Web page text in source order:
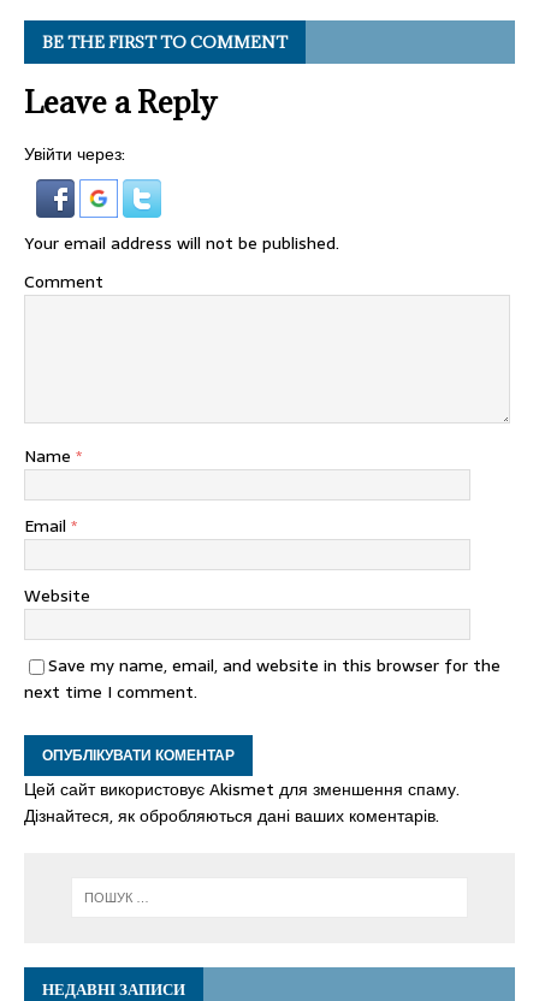
BE THE FIRST TO COMMENT
Leave a Reply
Увійти через:
Your email address will not be published.
Comment
Name *
Email *
Website
Save my name, email, and website in this browser for the
next time I comment.
Цей сайт використовує Akismet для зменшення спаму.
Дізнайтеся, як обробляються дані ваших коментарів.
НЕДАВНІ ЗАПИСИ